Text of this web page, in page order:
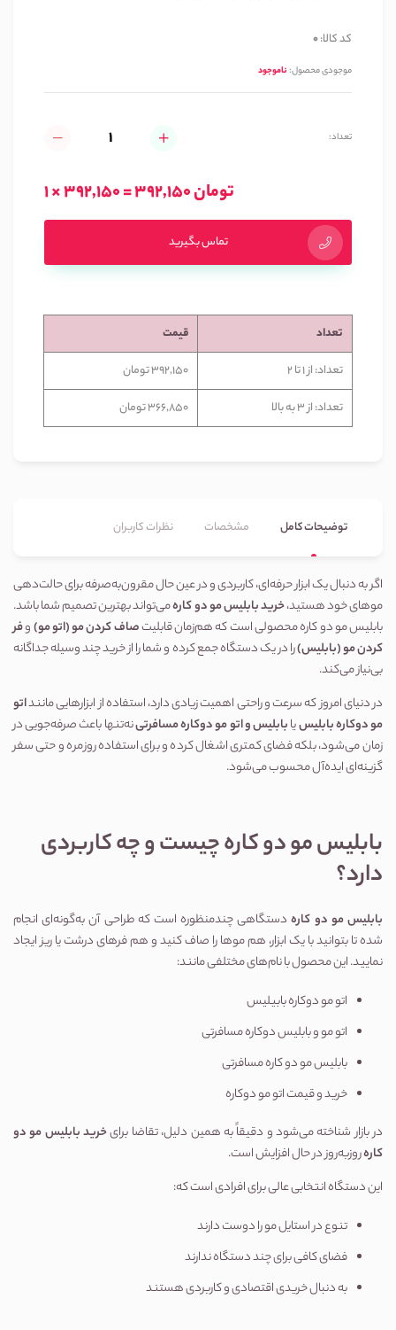
کد کالا:0
موجودی محصول:ناموجود
تعداد:
1 × 392,150 = 392,150 تومان
تماس بگیرید
تعداد
قیمت
تعداد: از 1 تا 2
392,150 تومان
تعداد: از 3 به بالا
366,850 تومان
توضیحات کامل مشخصات نظرات کاربران
موهای خود هستید، خرید بابلیس مو دو کاره
بابلیس مو دو کاره محصولی است که هم‌زمان قابلیت
صاف کردن مو (اتو مو) و فر
کردن مو (بابلیس)
بی‌نیاز می‌کند.
در دنیای امروز که سرعت و راحتی اهمیت زیادی دارد، استفاده از ابزارهایی مانند
مو دوکاره بابلیس یا بابلیس و اتو مو دوکاره مسافرتی
نه‌تنها باعث صرفه‌جویی در
زمان می‌شود، بلکه فضای کمتری اشغال کرده و برای استفاده روزمره و حتی سفر
گزینه‌ای ایده‌آل محسوب می‌شود.
دارد؟
بابلیس مو دو کاره
نمایید. این محصول با نام‌های مختلفی مانند:
اتو مو دوکاره بابیلیس
اتو مو و بابلیس دوکاره مسافرتی
بابلیس مو دو کاره مسافرتی
خرید و قیمت اتو مو دوکاره
در بازار شناخته می‌شود و دقیقاً به همین دلیل، تقاضا برای
کاره روزبه‌روز در حال افزایش است.
این دستگاه انتخابی عالی برای افرادی است که:
تنوع در استایل مو را دوست دارند
فضای کافی برای چند دستگاه ندارند
به دنبال خریدی اقتصادی و کاربردی هستند